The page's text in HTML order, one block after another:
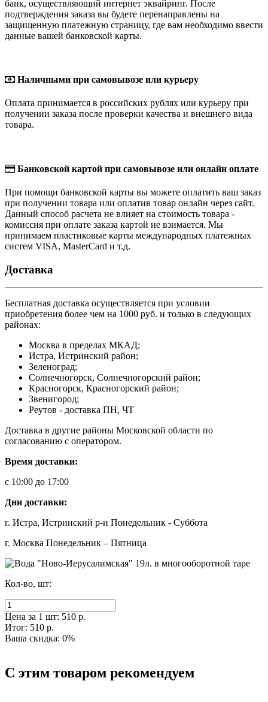
банк, осуществляющий интернет эквайринг. После
подтверждения заказа вы будете перенаправлены на
защищенную платежную страницу, где вам необходимо ввести
данные вашей банковской карты.
Наличными при самовывозе или курьеру
Оплата принимается в российских рублях или курьеру при
получении заказа после проверки качества и внешнего вида
товара.
Банковской картой при самовывозе или онлайн оплате
При помощи банковской карты вы можете оплатить ваш заказ
при получении товара или оплатив товар онлайн через сайт.
Данный способ расчета не влияет на стоимость товара -
комиссия при оплате заказа картой не взимается. Мы
принимаем пластиковые карты международных платежных
систем VISA, MasterCard и т.д.
Доставка
Бесплатная доставка осуществляется при условии
приобретения более чем на 1000 руб. и только в следующих
районах:
Москва в пределах МКАД;
Истра, Истринский район;
Зеленоград;
Солнечногорск, Солнечногорский район;
Красногорск, Красногорский район;
Звенигород;
Реутов - доставка ПН, ЧТ
Доставка в другие районы Московской области по
согласованию с оператором.
Время доставки:
с 10:00 до 17:00
Дни доставки:
г. Истра, Истринский р-н Понедельник - Суббота
г. Москва Понедельник – Пятница
Кол-во, шт:
Цена за 1 шт: 510 р.
Итог: 510 р.
Ваша скидка: 0%
С этим товаром рекомендуем